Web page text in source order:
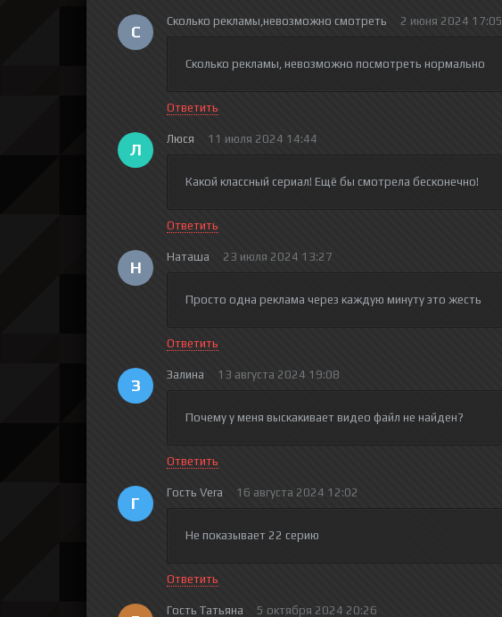
С
Сколько рекламы,невозможно смотреть 2 июня 2024 17:05
Сколько рекламы, невозможно посмотреть нормально
Ответить
Л
Люся 11 июля 2024 14:44
Какой классный сериал! Ещё бы смотрела бесконечно!
Ответить
Н
Наташа 23 июля 2024 13:27
Просто одна реклама через каждую минуту это жесть
Ответить
З
Залина 13 августа 2024 19:08
Почему у меня выскакивает видео файл не найден?
Ответить
Г
Гость Vera 16 августа 2024 12:02
Не показывает 22 серию
Ответить
Гость Татьяна 5 октября 2024 20:26